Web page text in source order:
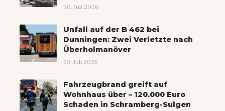
30. Juli 2026
Unfall auf der B 462 bei
Dunningen: Zwei Verletzte nach
Überholmanöver
23. Juli 2026
Fahrzeugbrand greift auf
Wohnhaus über – 120.000 Euro
Schaden in Schramberg-Sulgen